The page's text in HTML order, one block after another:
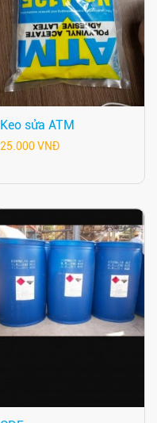
Keo sửa ATM
25.000 VNĐ